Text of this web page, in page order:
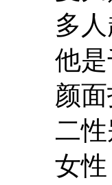
多
他
颜
二
女